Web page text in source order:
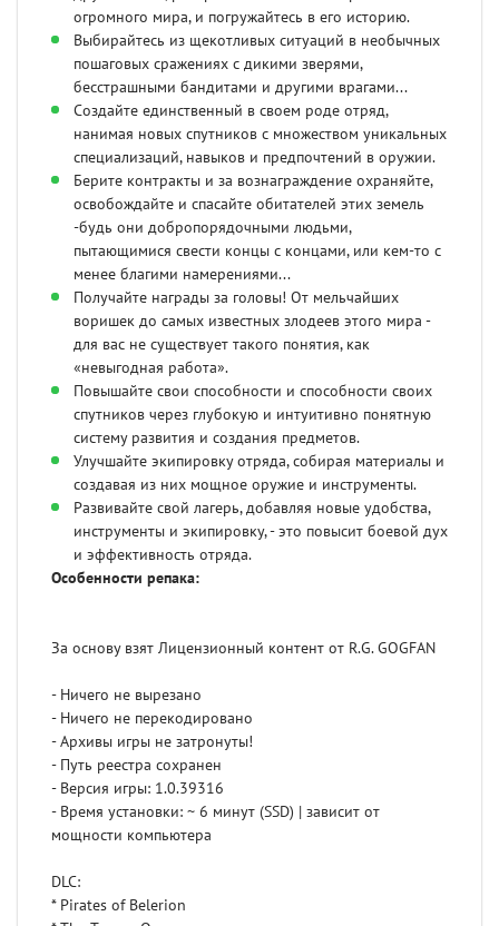
огромного мира, и погружайтесь в его историю.
Выбирайтесь из щекотливых ситуаций в необычных
пошаговых сражениях с дикими зверями,
бесстрашными бандитами и другими врагами...
Создайте единственный в своем роде отряд,
нанимая новых спутников с множеством уникальных
специализаций, навыков и предпочтений в оружии.
Берите контракты и за вознаграждение охраняйте,
освобождайте и спасайте обитателей этих земель
-будь они добропорядочными людьми,
пытающимися свести концы с концами, или кем-то с
менее благими намерениями...
Получайте награды за головы! От мельчайших
воришек до самых известных злодеев этого мира -
для вас не существует такого понятия, как
«невыгодная работа».
Повышайте свои способности и способности своих
спутников через глубокую и интуитивно понятную
систему развития и создания предметов.
Улучшайте экипировку отряда, собирая материалы и
создавая из них мощное оружие и инструменты.
Развивайте свой лагерь, добавляя новые удобства,
инструменты и экипировку, - это повысит боевой дух
и эффективность отряда.
Особенности репака:
За основу взят Лицензионный контент от R.G. GOGFAN
- Ничего не вырезано
- Ничего не перекодировано
- Архивы игры не затронуты!
- Путь реестра сохранен
- Версия игры: 1.0.39316
- Время установки: ~ 6 минут (SSD) | зависит от
мощности компьютера
DLC:
* Pirates of Belerion